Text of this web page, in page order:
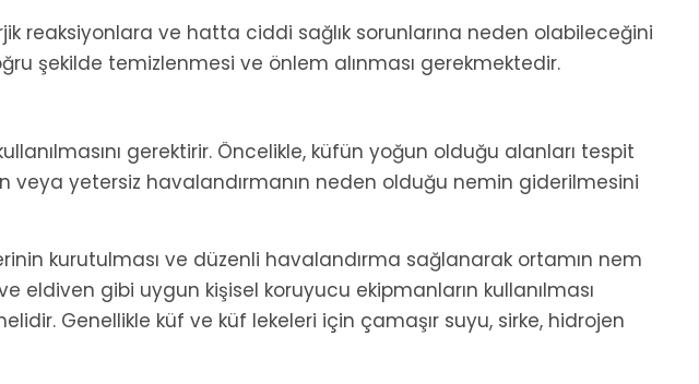
reaksiyonlara ve hatta ciddi sağlık sorunlarına neden olabileceğini
şekilde temizlenmesi ve önlem alınması gerekmektedir.
gerektirir. Öncelikle, küfün yoğun olduğu alanları tespit
veya yetersiz havalandırmanın neden olduğu nemin giderilmesini
kurutulması ve düzenli havalandırma sağlanarak ortamın nem
eldiven gibi uygun kişisel koruyucu ekipmanların kullanılması
Genellikle küf ve küf lekeleri için çamaşır suyu, sirke, hidrojen